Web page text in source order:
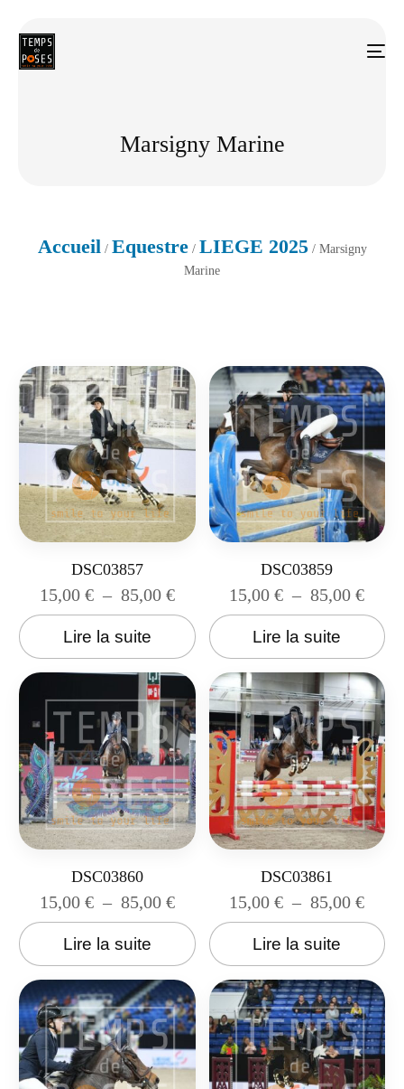
Marsigny Marine
Accueil / Equestre/ LIEGE 2025/ Marsigny
Marine
DSC03857
15,00 € – 85,00 €
Lire la suite
DSC03859
15,00€ – 85,00€
Lire la suite
DSC03860
15,00 € – 85,00 €
Lire la suite
DSC03861
15,00€ – 85,00€
Lire la suite